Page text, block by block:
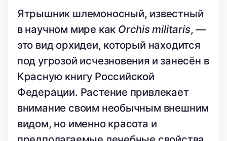
Ятрышник шлемоносный, известный
в научном мире как Orchis militaris, —
это вид орхидеи, который находится
под угрозой исчезновения и занесён в
Красную книгу Российской
Федерации. Растение привлекает
внимание своим необычным внешним
видом, но именно красота и